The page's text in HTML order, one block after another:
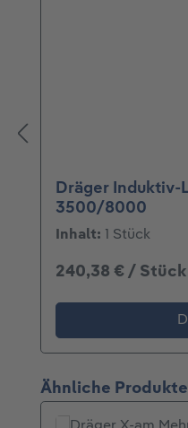
Dräger Induktiv-
3500/8000
Inhalt: 1 Stück
240,38 € / Stück
Produktgalerie
Ähnliche Produkte